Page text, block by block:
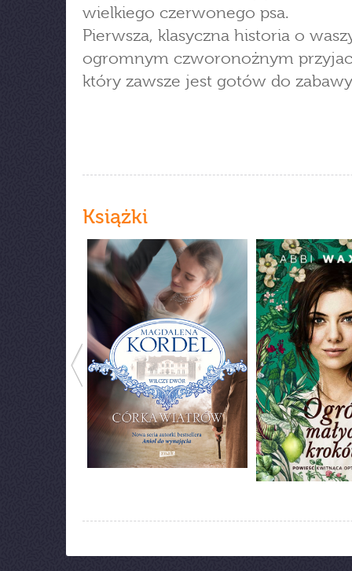
wielkiego czerwonego psa.
Pierwsza, klasyczna historia o
ogromnym czworonożnym
który zawsze jest gotów do
Książki